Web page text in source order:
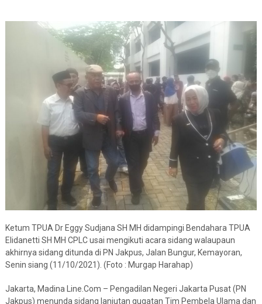
Ketum TPUA Dr Eggy Sudjana SH MH didampingi Bendahara TPUA
Elidanetti SH MH CPLC usai mengikuti acara sidang walaupaun
akhirnya sidang ditunda di PN Jakpus, Jalan Bungur, Kemayoran,
Senin siang (11/10/2021). (Foto : Murgap Harahap)
Jakarta, Madina Line.Com – Pengadilan Negeri Jakarta Pusat (PN
Jakpus) menunda sidang lanjutan gugatan Tim Pembela Ulama dan